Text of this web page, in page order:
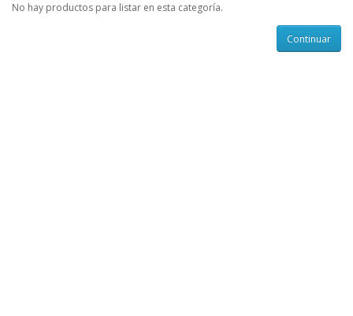
No hay productos para listar en esta categoría.
Continuar